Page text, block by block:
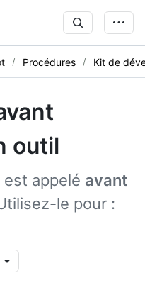
Procédures Kit de
outil
est appelé avant
le pour :